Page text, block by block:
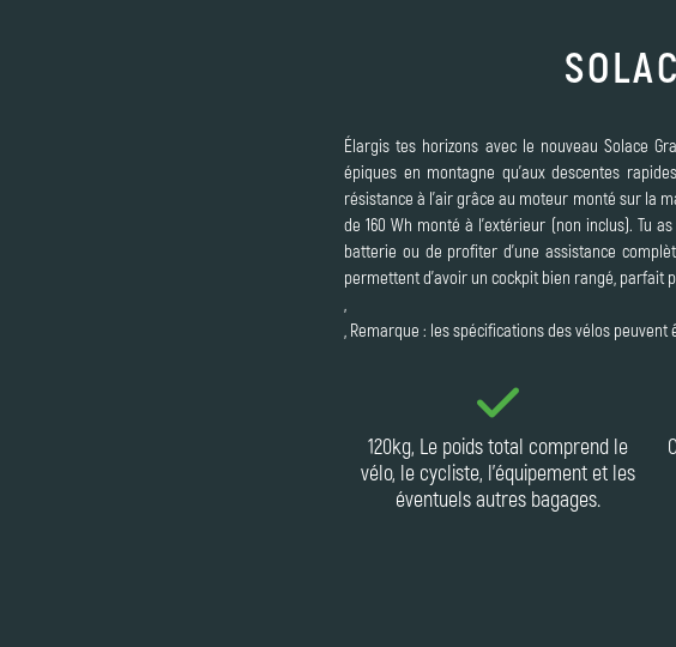
Élargis tes horizons avec le nouveau Solace
épiques en montagne qu'aux descentes
résistance à l'air grâce au moteur monté sur la
de 160 Wh monté à l'extérieur (non inclus). Tu
batterie ou de profiter d'une assistance
permettent d'avoir un cockpit bien rangé, parfait
, Remarque : les spécifications des vélos
120kg, Le poids total comprend le
vélo, le cycliste, l'équipement et les
éventuels autres bagages.